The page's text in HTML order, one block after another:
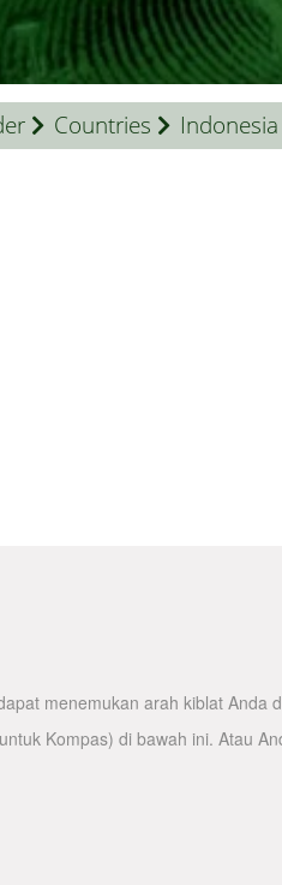
Countries Indonesia
menemukan arah kiblat Anda
Kompas) di bawah ini. Atau